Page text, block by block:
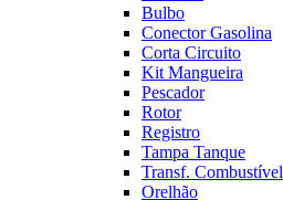
Bulbo
Conector Gasolina
Corta Circuito
Kit Mangueira
Pescador
Rotor
Registro
Tampa Tanque
Transf. Combustível
Orelhão